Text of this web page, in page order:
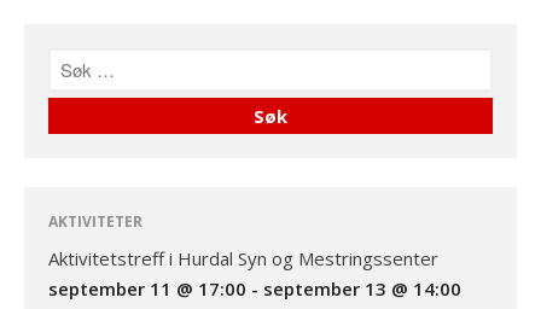
AKTIVITETER
Aktivitetstreff i Hurdal Syn og Mestringssenter
september 11 @ 17:00 - september 13 @ 14:00